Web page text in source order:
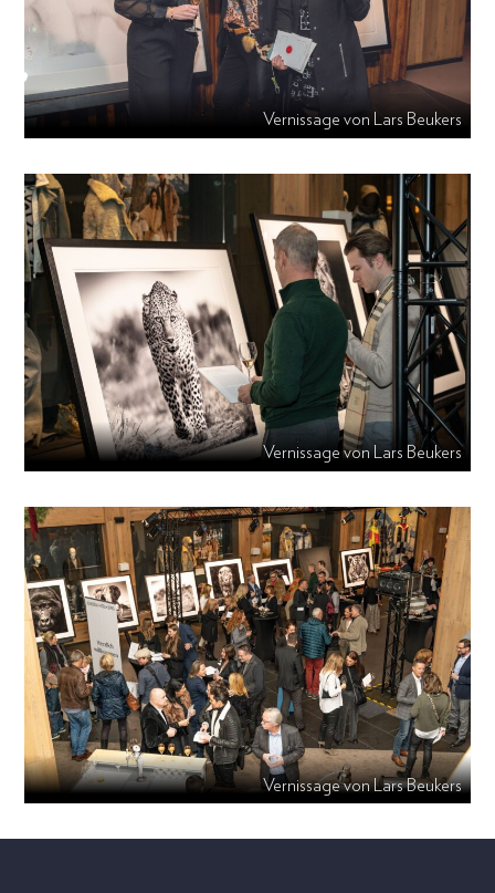
Vernissage von Lars Beukers
Vernissage von Lars Beukers
Vernissage von Lars Beukers